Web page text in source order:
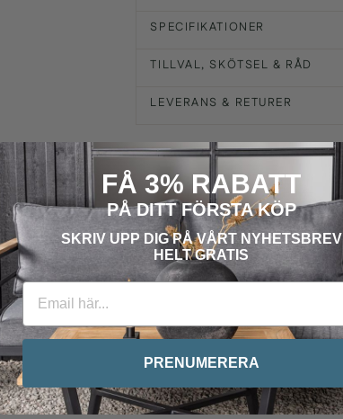
SPECIFIKATIONER
TILLVAL, SKÖTSEL & RÅD
LEVERANS & RETURER
FÅ 3% RABATT
PÅ DITT FÖRSTA KÖP
SKRIV UPP DIG PÅ VÅRT NYHETSBREV
HELT GRATIS
PRENUMERERA